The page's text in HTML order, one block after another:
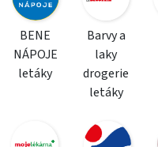
BENE
NÁPOJE
letáky
Barvy a
laky
drogerie
letáky